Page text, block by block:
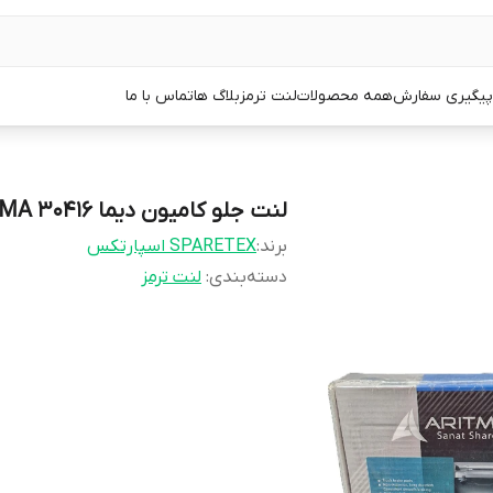
پیگیری سفارشهمه محصولاتلنت ترمزبلاگ هاتماس با ما
لنت جلو کامیون دیما DIMA 30416 اسپارتکس
برند:SPARETEX اسپارتکس
دسته‌بندی: لنت ترمز